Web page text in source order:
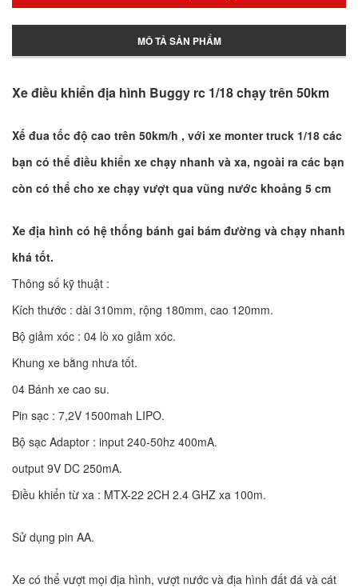
MÔ TẢ SẢN PHẨM
Xe điều khiển địa hình Buggy rc 1/18 chạy trên 50km
Xế đua tốc độ cao trên 50km/h , với xe monter truck 1/18 các
bạn có thể điều khiển xe chạy nhanh và xa, ngoài ra các bạn
còn có thể cho xe chạy vượt qua vũng nước khoảng 5 cm
Xe địa hình có hệ thống bánh gai bám đường và chạy nhanh
khá tốt.
Thông số kỹ thuật :
Kích thước : dài 310mm, rộng 180mm, cao 120mm.
Bộ giảm xóc : 04 lò xo giảm xóc.
Khung xe bằng nhưa tốt.
04 Bánh xe cao su.
Pin sạc : 7,2V 1500mah LIPO.
Bộ sạc Adaptor : input 240-50hz 400mA.
output 9V DC 250mA.
Điều khiển từ xa : MTX-22 2CH 2.4 GHZ xa 100m.
Sử dụng pin AA.
Xe có thể vượt mọi địa hình, vượt nước và địa hình đất đá và cát